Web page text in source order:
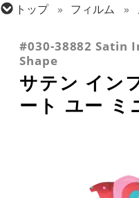
トップ フィルム
バレンタイン
#030-38882 Satin
Shape
サテン イン
ート ユー ミ